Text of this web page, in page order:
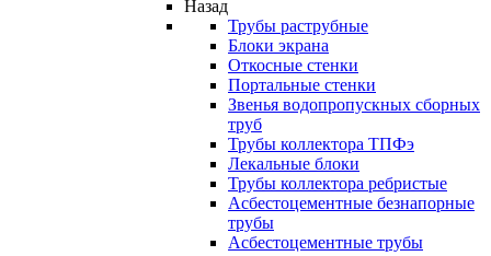
Назад
Трубы раструбные
Блоки экрана
Откосные стенки
Портальные стенки
Звенья водопропускных сборных
труб
Трубы коллектора ТПФэ
Лекальные блоки
Трубы коллектора ребристые
Асбестоцементные безнапорные
трубы
Асбестоцементные трубы